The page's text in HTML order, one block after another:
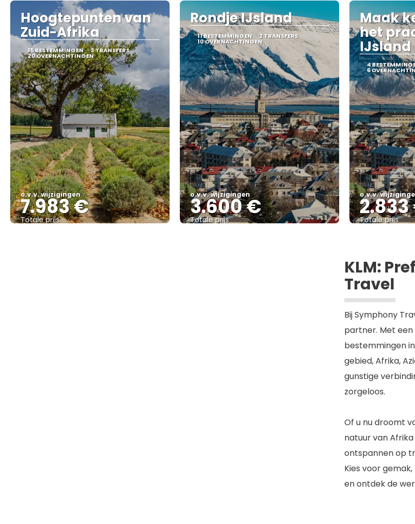
Hoogtepunten van
Zuid-Afrika
15 BESTEMMINGEN 3 TRANSFERS
20 OVERNACHTINGEN
o.v.v. wijzigingen
7.983 €
Totale prijs
Rondje IJsland
11 BESTEMMINGEN 2 TRANSFERS
10 OVERNACHTINGEN
o.v.v. wijzigingen
3.600 €
Totale prijs
Maak
het
IJsland
4
6
o.v.v.
Totale prijs
KLM:
Travel
Bij Symphony
partner. Met
bestemmingen
gebied, Afrika,
gunstige
zorgeloos.
Of u nu droomt
natuur van
ontspannen op
Kies voor
en ontdek de